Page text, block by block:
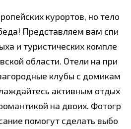
курортов, но тело
Представляем вам спи
и туристических компле
области. Отели на при
клубы с домикам
активным отдых
на двоих. Фотогр
помогут сделать выбо